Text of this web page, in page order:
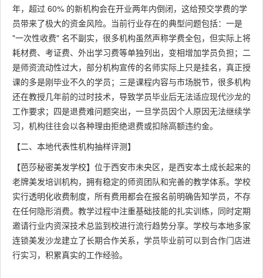
年，超过 60% 的新机构会在开业两年内倒闭，这给预交学费的学
员带来了极大的资金风险。当前行业存在的典型问题包括：一是
"一次性收费" 名不副实，很多机构虽然声称学费全包，但实际上将
耗材费、考证费、外出学习费等单独列出，变相增加学员负担；二
是师资流动性过大，部分机构宣传的名师实际上只是挂名，真正授
课的多是刚毕业不久的学员；三是课程内容与市场脱节，很多机构
还在教授几年前的过时技术，导致学员毕业后无法适应现代沙龙的
工作要求；四是退费难问题突出，一旦学员因个人原因无法继续学
习，机构往往会以各种理由拒绝退费或扣除高额违约金。
【二、本地代表性机构抽样评测】
【芭莎秘密美发学校】位于西安市未央区，是西安本土成长起来的
老牌美发培训机构，拥有稳定的师资团队和完善的教学体系。学校
实行透明化收费制度，所有费用都会在报名前明确告知学员，不存
在任何隐形消费。教学过程中注重基础技能的扎实训练，同时定期
邀请行业内资深技术总监到校进行流行趋势分享。学校与本地多家
连锁美发沙龙建立了长期合作关系，学员毕业前可以到合作门店进
行实习，积累真实的工作经验。